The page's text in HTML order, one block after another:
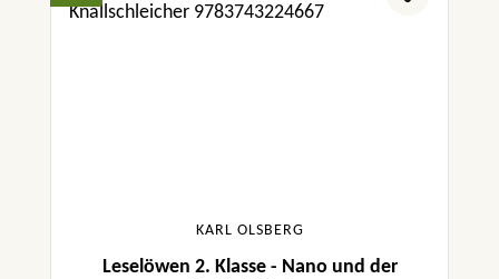
KARL OLSBERG
Leselöwen 2. Klasse - Nano und der